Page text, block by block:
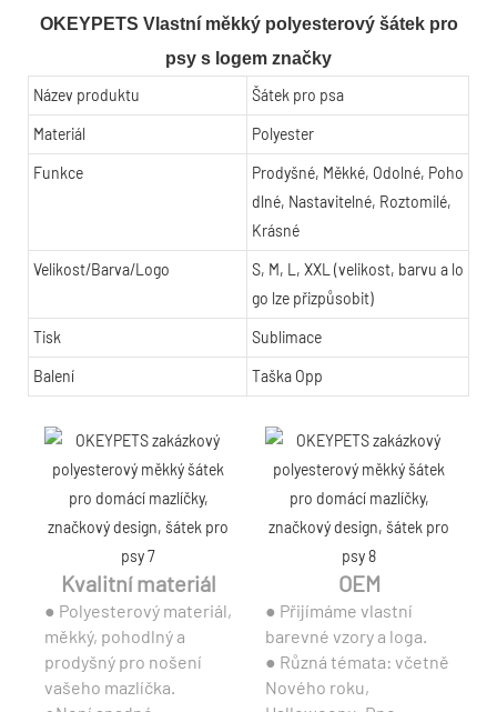
OKEYPETS Vlastní měkký polyesterový šátek pro
psy s logem značky
Název produktu
Šátek pro psa
Materiál Polyester
Funkce
Prodyšné, Měkké, Odolné, Poho
dlné, Nastavitelné, Roztomilé,
Krásné
Velikost/Barva/Logo
S, M, L, XXL (velikost, barvu a lo
go lze přizpůsobit)
Tisk Sublimace
Balení Taška Opp
Kvalitní materiál
● Polyesterový materiál,
měkký, pohodlný a
prodyšný pro nošení
vašeho mazlíčka.
OEM
● Přijímáme vlastní
barevné vzory a loga.
● Různá témata: včetně
Nového roku,